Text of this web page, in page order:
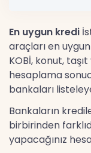
En uygun kredi
araçları en
KOBİ, konut,
hesaplama
bankaları
Bankaların
birbirinden
yapacağınız